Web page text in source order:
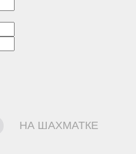
НА ШАХМАТКЕ